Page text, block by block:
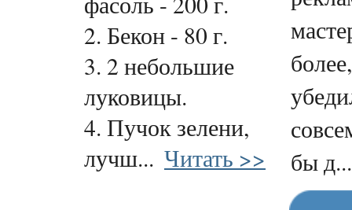
2. Бекон - 80 г.
3. 2 небольшие
луковицы.
4. Пучок зелени,
лучш... Читать >>
бы д...